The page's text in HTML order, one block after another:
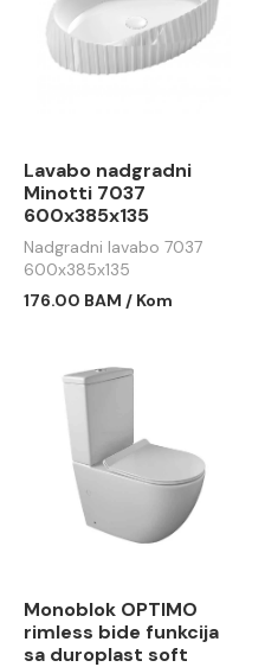
Lavabo nadgradni
Minotti 7037
600x385x135
Nadgradni lavabo 7037
600x385x135
176.00 BAM / Kom
Monoblok OPTIMO
rimless bide funkcija
sa duroplast soft